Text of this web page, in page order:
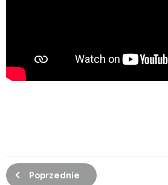
Poprzednie